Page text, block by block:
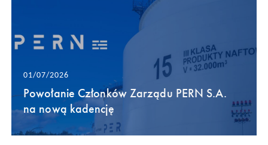
01/07/2026
Powołanie Członków Zarządu PERN S.A.
na nową kadencję